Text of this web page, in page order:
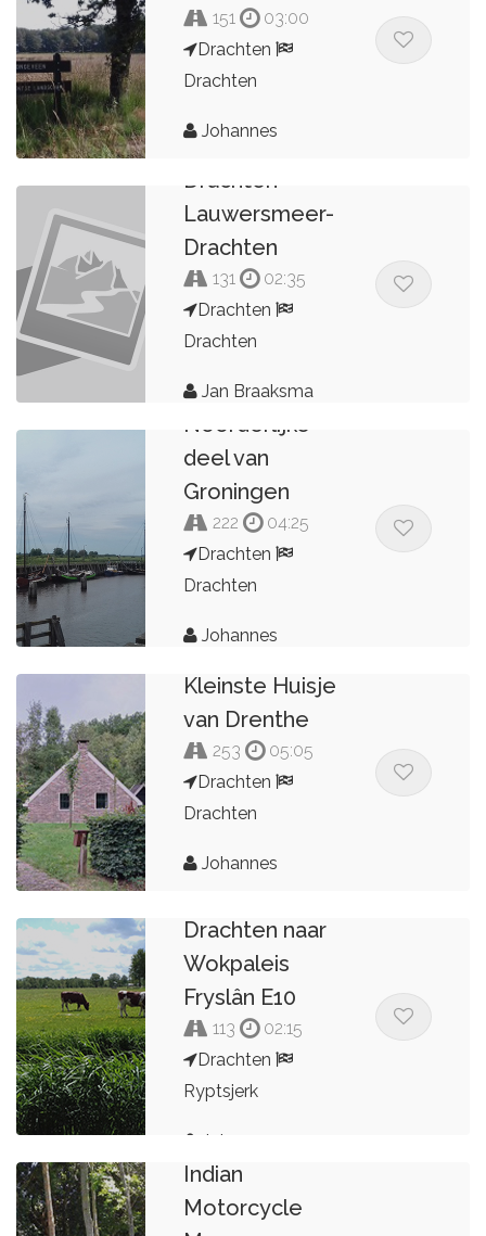
151
03:00
Drachten
Drachten
Johannes
Drachten-
Lauwersmeer-
Drachten
131
02:35
Drachten
Drachten
Jan Braaksma
Noorderlijke
deel van
Groningen
222
04:25
Drachten
Drachten
Johannes
Kleinste Huisje
van Drenthe
253
05:05
Drachten
Drachten
Johannes
Drachten naar
Wokpaleis
Fryslân E10
113
02:15
Drachten
Ryptsjerk
Johannes
Tony Leenes
Indian
Motorcycle